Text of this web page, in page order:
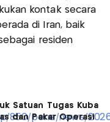
kontak secara
di Iran, baik
residen
Satuan Tugas Kuba
dan Pakar Operasi